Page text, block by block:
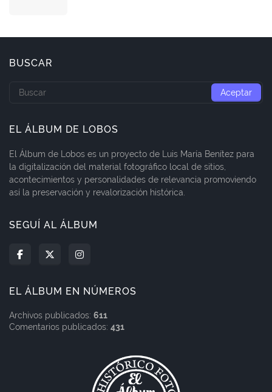
BUSCAR
EL ÁLBUM DE LOBOS
El Álbum de Lobos es un proyecto de Luis María Benítez para
la digitalización del material fotográfico local de sitios,
acontecimientos y personalidades de relevancia promoviendo
así la preservación y revalorización histórica.
SEGUÍ AL ÁLBUM
EL ÁLBUM EN NÚMEROS
Archivos publicados: 611
Comentarios publicados: 431